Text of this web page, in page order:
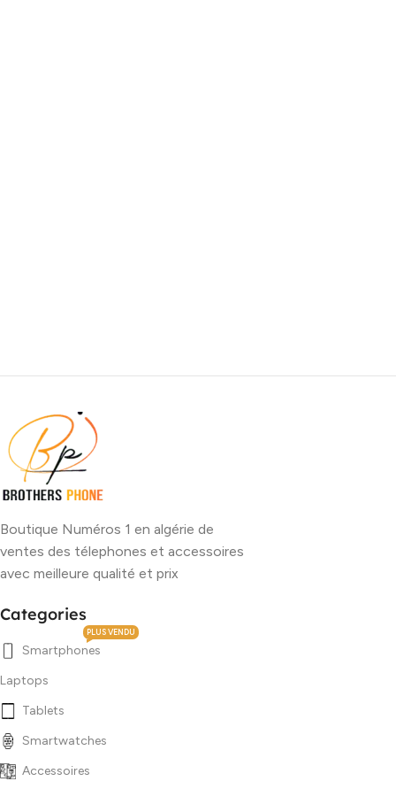
Boutique Numéros 1 en algérie de
ventes des télephones et accessoires
avec meilleure qualité et prix
Categories
Smartphones
PLUS VENDU
Laptops
Tablets
Smartwatches
Accessoires